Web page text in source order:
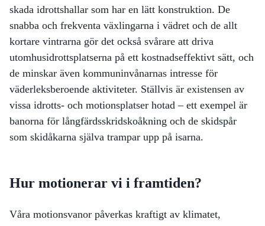
skada idrottshallar som har en lätt konstruktion. De
snabba och frekventa växlingarna i vädret och de allt
kortare vintrarna gör det också svårare att driva
utomhusidrottsplatserna på ett kostnadseffektivt sätt, och
de minskar även kommuninvånarnas intresse för
väderleksberoende aktiviteter. Ställvis är existensen av
vissa idrotts- och motionsplatser hotad – ett exempel är
banorna för långfärdsskridskoåkning och de skidspår
som skidåkarna själva trampar upp på isarna.
Hur motionerar vi i framtiden?
Våra motionsvanor påverkas kraftigt av klimatet,